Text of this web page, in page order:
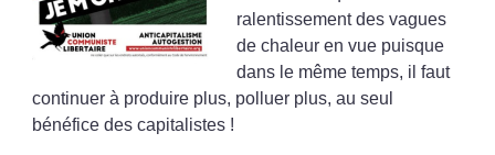
ralentissement des vagues
de chaleur en vue puisque
dans le même temps, il faut
continuer à produire plus, polluer plus, au seul
bénéfice des capitalistes !